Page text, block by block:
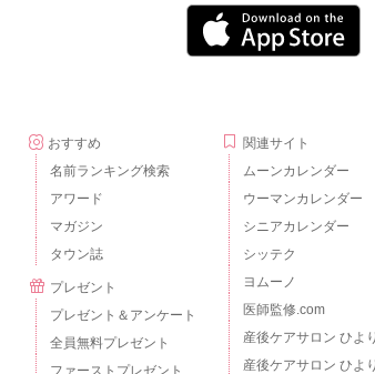
おすすめ
名前ランキング検索
アワード
マガジン
タウン誌
プレゼント
プレゼント＆アンケート
全員無料プレゼント
ファーストプレゼント
関連サイト
ムーンカレンダー
ウーマンカレンダー
シニアカレンダー
シッテク
ヨムーノ
医師監修.com
産後ケアサロン ひよ
産後ケアサロン ひよ